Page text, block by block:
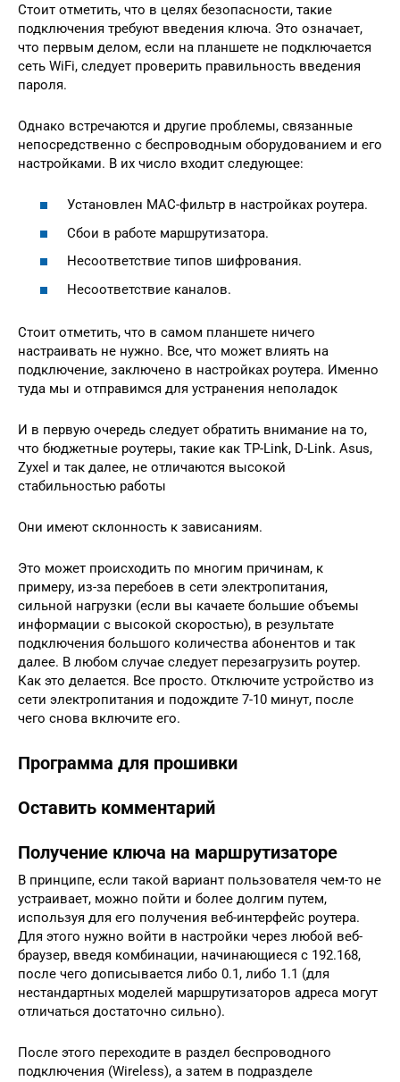
Стоит отметить, что в целях безопасности, такие
подключения требуют введения ключа. Это означает,
что первым делом, если на планшете не подключается
сеть WiFi, следует проверить правильность введения
пароля.
Однако встречаются и другие проблемы, связанные
непосредственно с беспроводным оборудованием и его
настройками. В их число входит следующее:
Установлен MAC-фильтр в настройках роутера.
Сбои в работе маршрутизатора.
Несоответствие типов шифрования.
Несоответствие каналов.
Стоит отметить, что в самом планшете ничего
настраивать не нужно. Все, что может влиять на
подключение, заключено в настройках роутера. Именно
туда мы и отправимся для устранения неполадок
И в первую очередь следует обратить внимание на то,
что бюджетные роутеры, такие как TP-Link, D-Link. Asus,
Zyxel и так далее, не отличаются высокой
стабильностью работы
Они имеют склонность к зависаниям.
Это может происходить по многим причинам, к
примеру, из-за перебоев в сети электропитания,
сильной нагрузки (если вы качаете большие объемы
информации с высокой скоростью), в результате
подключения большого количества абонентов и так
далее. В любом случае следует перезагрузить роутер.
Как это делается. Все просто. Отключите устройство из
сети электропитания и подождите 7-10 минут, после
чего снова включите его.
Программа для прошивки
Оставить комментарий
Получение ключа на маршрутизаторе
В принципе, если такой вариант пользователя чем-то не
устраивает, можно пойти и более долгим путем,
используя для его получения веб-интерфейс роутера.
Для этого нужно войти в настройки через любой веб-
браузер, введя комбинации, начинающиеся с 192.168,
после чего дописывается либо 0.1, либо 1.1 (для
нестандартных моделей маршрутизаторов адреса могут
отличаться достаточно сильно).
После этого переходите в раздел беспроводного
подключения (Wireless), а затем в подразделе